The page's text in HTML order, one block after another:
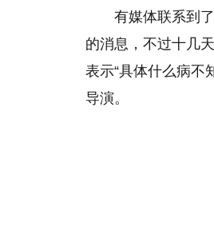
有媒体联系到
的消息，不过十几
表示“具体什么病不
导演。